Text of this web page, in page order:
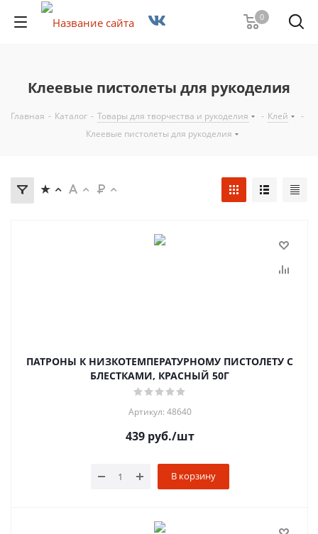
0
Клеевые пистолеты для рукоделия
Главная - Каталог - Товары для творчества и рукоделия - Клей
-
Клеевые пистолеты для рукоделия
ПАТРОНЫ К НИЗКОТЕМПЕРАТУРНОМУ ПИСТОЛЕТУ С
БЛЕСТКАМИ, КРАСНЫЙ 50Г
Артикул: 48640
439руб./шт
В корзину